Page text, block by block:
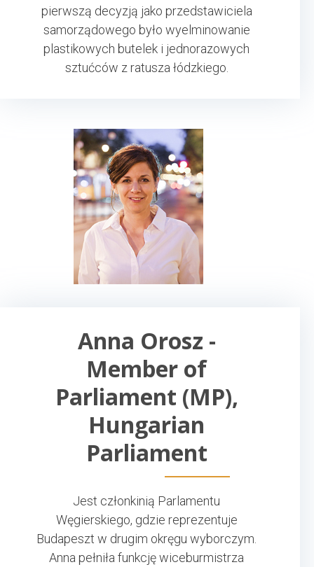
pierwszą decyzją jako przedstawiciela
samorządowego było wyelminowanie
plastikowych butelek i jednorazowych
sztućców z ratusza łódzkiego.
Anna Orosz -
Member of
Parliament (MP),
Hungarian
Parliament
Jest członkinią Parlamentu
Węgierskiego, gdzie reprezentuje
Budapeszt w drugim okręgu wyborczym.
Anna pełniła funkcję wiceburmistrza